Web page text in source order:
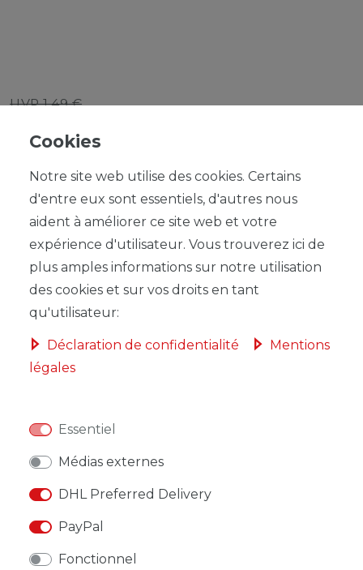
UVP 1,49 €
DANS LE PANIER
DESCRIPTION
Cookies
Notre site web utilise des cookies. Certains
d'entre eux sont essentiels, d'autres nous
aident à améliorer ce site web et votre
expérience d'utilisateur. Vous trouverez ici de
plus amples informations sur notre utilisation
des cookies et sur vos droits en tant
qu'utilisateur:
Déclaration de confidentialité
Mentions
légales
Essentiel
Médias externes
DHL Preferred Delivery
PayPal
Fonctionnel